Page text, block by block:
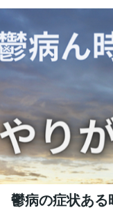
鬱病の症状あ